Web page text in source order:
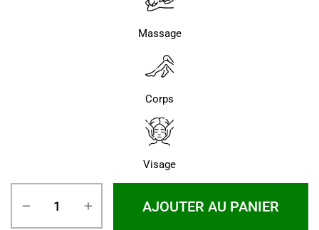
Massage
Corps
Visage
AJOUTER AU PANIER